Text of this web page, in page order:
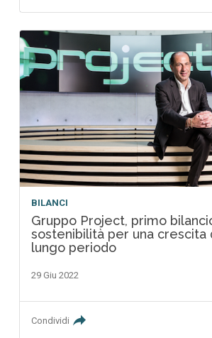
BILANCI
Gruppo Project, primo
sostenibilità per una crescita
lungo periodo
29 Giu 2022
Condividi